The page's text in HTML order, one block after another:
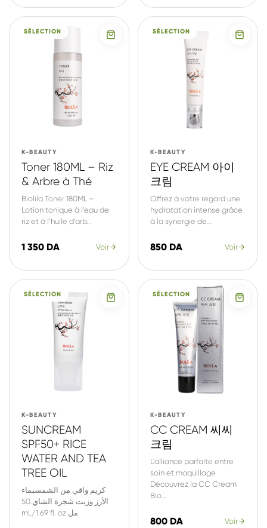
SÉLECTION
K-BEAUTY
Toner 180ML – Riz
& Arbre à Thé
Biolila Toner 180ML –
Lotion tonique à l’eau de
riz et à l’huile d’arb...
1 350 DA Voir
SÉLECTION
K-BEAUTY
EYE CREAM 아이
크림
Offrez à votre regard une
hydratation intense grâce
à la synergie de...
850 DA Voir
SÉLECTION
K-BEAUTY
SUNCREAM
SPF50+ RICE
WATER AND TEA
TREE OIL
كريم واقي من الشمسبماء
الأرز وزيت شجرة الشاي.50
mL/1.69 fl. oz مل
SÉLECTION
K-BEAUTY
CC CREAM 씨씨
크림
L'alliance parfaite entre
soin et maquillage
Découvrez la CC Cream
Bio...
800 DA Voir